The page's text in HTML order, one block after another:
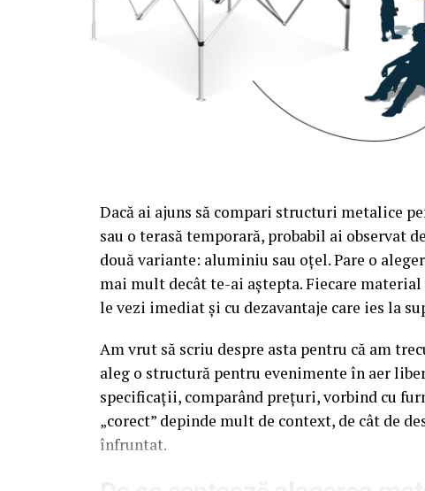
Dacă ai ajuns să compari structuri metalice
sau o terasă temporară, probabil ai observat
două variante: aluminiu sau oțel. Pare o
mai mult decât te-ai aștepta. Fiecare
le vezi imediat și cu dezavantaje care ies la
Am vrut să scriu despre asta pentru că am
aleg o structură pentru evenimente în aer
specificații, comparând prețuri, vorbind cu
„corect” depinde mult de context, de cât de
înfruntat.